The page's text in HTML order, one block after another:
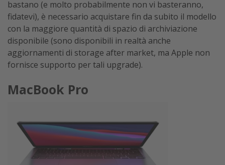
bastano (e molto probabilmente non vi basteranno,
fidatevi), è necessario acquistare fin da subito il modello
con la maggiore quantità di spazio di archiviazione
disponibile (sono disponibili in realtà anche
aggiornamenti di storage after market, ma Apple non
fornisce supporto per tali upgrade).
MacBook Pro